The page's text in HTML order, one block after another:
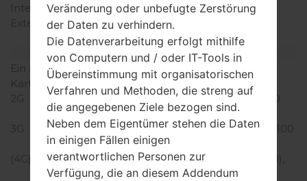
Interner Speicher
32GB
Externer Speicher
microSDXC (dedizierter
Slot)
Netzwerk und Daten
Ein paar Plätze für SIM-
Karten
2 NaNein-Sim
2G
GSM 850/900/1800/1900
MHz
3G
HSDPA 850/900/1900/2100
MHz
(4G) LTE
LTE band 1(2100), 3(1800),
7(2600), 8(900), 20(800)
Veränderung oder unbefugte Zerstörung
der Daten zu verhindern.
Die Datenverarbeitung erfolgt mithilfe
von Computern und / oder IT-Tools in
Übereinstimmung mit organisatorischen
Verfahren und Methoden, die streng auf
die angegebenen Ziele bezogen sind.
Neben dem Eigentümer stehen die Daten
in einigen Fällen einigen
verantwortlichen Personen zur
Verfügung, die an diesem Addendum